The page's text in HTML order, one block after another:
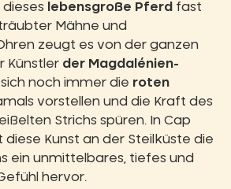
lebensgroße Pferd fast
Mähne und
zeugt es von der ganzen
Künstler der Magdalénien-
noch immer die roten
vorstellen und die Kraft des
Strichs spüren. In Cap
diese Kunst an der Steilküste die
ein unmittelbares, tiefes und
hervor.